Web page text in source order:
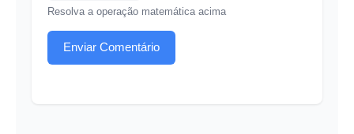
Resolva a operação matemática acima
Enviar Comentário